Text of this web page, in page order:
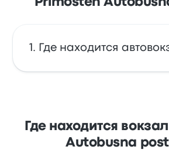
Primosten
Где находится
Croatia. Посмотреть адрес на
Где находится
Autobusna